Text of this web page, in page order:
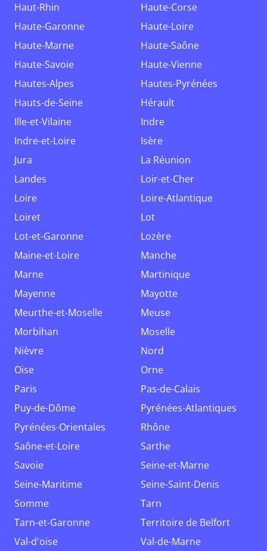
Haut-Rhin
Haute-Corse
Haute-Garonne
Haute-Loire
Haute-Marne
Haute-Saône
Haute-Savoie
Haute-Vienne
Hautes-Alpes
Hautes-Pyrénées
Hauts-de-Seine
Hérault
Ille-et-Vilaine
Indre
Indre-et-Loire
Isère
Jura
La Réunion
Landes
Loir-et-Cher
Loire
Loire-Atlantique
Loiret
Lot
Lot-et-Garonne
Lozère
Maine-et-Loire
Manche
Marne
Martinique
Mayenne
Mayotte
Meurthe-et-Moselle
Meuse
Morbihan
Moselle
Nièvre
Nord
Oise
Orne
Paris
Pas-de-Calais
Puy-de-Dôme
Pyrénées-Atlantiques
Pyrénées-Orientales
Rhône
Saône-et-Loire
Sarthe
Savoie
Seine-et-Marne
Seine-Maritime
Seine-Saint-Denis
Somme
Tarn
Tarn-et-Garonne
Territoire de Belfort
Val-d'oise
Val-de-Marne